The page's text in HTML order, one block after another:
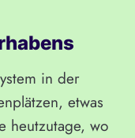
in der
etwas
heutzutage, wo